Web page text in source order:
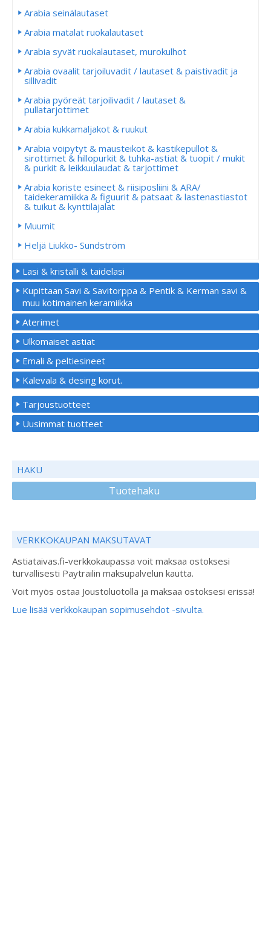
Arabia seinälautaset
Arabia matalat ruokalautaset
Arabia syvät ruokalautaset, murokulhot
Arabia ovaalit tarjoiluvadit / lautaset & paistivadit ja
sillivadit
Arabia pyöreät tarjoilivadit / lautaset &
pullatarjottimet
Arabia kukkamaljakot & ruukut
Arabia voipytyt & mausteikot & kastikepullot &
sirottimet & hillopurkit & tuhka-astiat & tuopit / mukit
& purkit & leikkuulaudat & tarjottimet
Arabia koriste esineet & riisiposliini & ARA/
taidekeramiikka & figuurit & patsaat & lastenastiastot
& tuikut & kynttiläjalat
Muumit
Heljä Liukko- Sundström
Lasi & kristalli & taidelasi
Kupittaan Savi & Savitorppa & Pentik & Kerman savi &
muu kotimainen keramiikka
Aterimet
Ulkomaiset astiat
Emali & peltiesineet
Kalevala & desing korut.
Tarjoustuotteet
Uusimmat tuotteet
HAKU
Tuotehaku
VERKKOKAUPAN MAKSUTAVAT
Astiataivas.fi-verkkokaupassa voit maksaa ostoksesi
turvallisesti Paytrailin maksupalvelun kautta.
Voit myös ostaa Joustoluotolla ja maksaa ostoksesi erissä!
Lue lisää verkkokaupan sopimusehdot -sivulta.